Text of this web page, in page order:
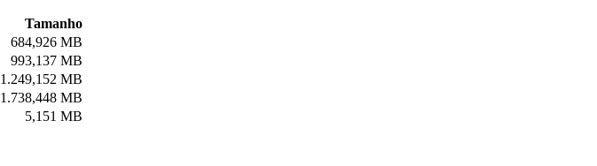
Tamanho
684,926 MB
993,137 MB
1.249,152 MB
1.738,448 MB
5,151 MB